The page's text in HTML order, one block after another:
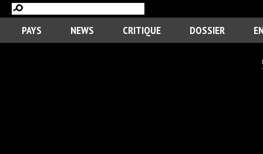
PAYS NEWS CRITIQUE DOSSIER